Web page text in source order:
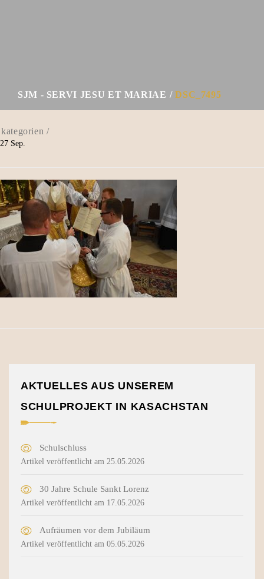
SJM - SERVI JESU ET MARIAE DSC_7495
27 Sep.
AKTUELLES AUS UNSEREM
SCHULPROJEKT IN KASACHSTAN
Schulschluss
Artikel veröffentlicht am 25.05.2026
30 Jahre Schule Sankt Lorenz
Artikel veröffentlicht am 17.05.2026
Aufräumen vor dem Jubiläum
Artikel veröffentlicht am 05.05.2026